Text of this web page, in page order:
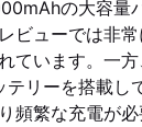
の大容量
ビューでは非
ています。一
リーを搭載し
頻繁な充電が